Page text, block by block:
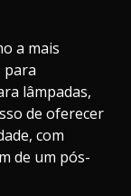
a mais
lâmpadas,
de oferecer
com
de um pós-